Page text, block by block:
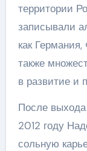
территории
записывали
как
также
в развитие и
После
2012 году
сольную